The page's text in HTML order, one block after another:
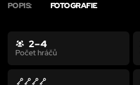
POPIS: FOTOGRAFIE
2 – 4
Počet hráčů